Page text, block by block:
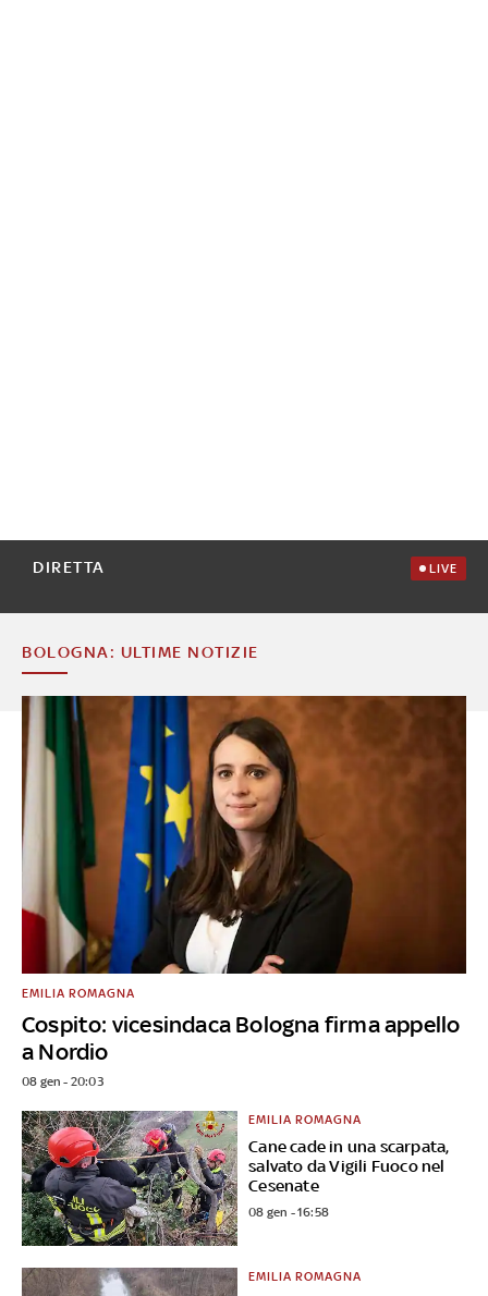
DIRETTA LIVE
BOLOGNA: ULTIME NOTIZIE
Cospito: vicesindaca Bologna firma appello
a Nordio
EMILIA ROMAGNA
08 gen - 20:03
Cane cade in una scarpata,
salvato da Vigili Fuoco nel
Cesenate
EMILIA ROMAGNA
08 gen - 16:58
EMILIA ROMAGNA